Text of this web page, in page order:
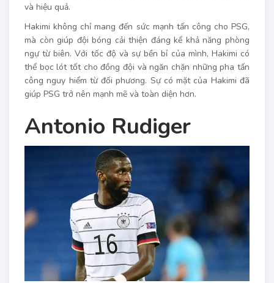
và hiệu quả.
Hakimi không chỉ mang đến sức mạnh tấn công cho PSG,
mà còn giúp đội bóng cải thiện đáng kể khả năng phòng
ngự từ biên. Với tốc độ và sự bền bỉ của mình, Hakimi có
thể bọc lót tốt cho đồng đội và ngăn chặn những pha tấn
công nguy hiểm từ đối phương. Sự có mặt của Hakimi đã
giúp PSG trở nên mạnh mẽ và toàn diện hơn.
Antonio Rudiger